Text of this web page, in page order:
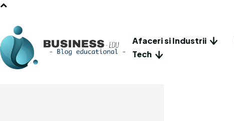
Afaceri si Industrii
Tech